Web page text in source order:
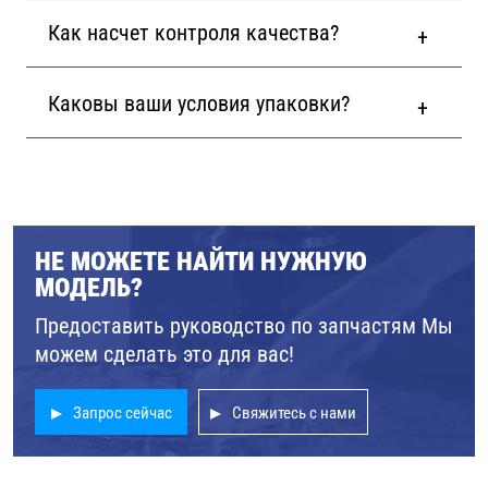
Как насчет контроля качества?
Каковы ваши условия упаковки?
НЕ МОЖЕТЕ НАЙТИ НУЖНУЮ
МОДЕЛЬ?
Предоставить руководство по запчастям Мы
можем сделать это для вас!
Запрос сейчас Свяжитесь с нами